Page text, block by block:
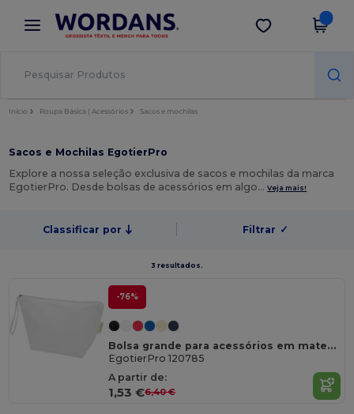
× App Wordans
Melhores preços na app!
Obter app
Início Roupa Básica | Acessórios Sacos e mochilas
Sacos e Mochilas EgotierPro
Explore a nossa seleção exclusiva de sacos e mochilas da marca
EgotierPro. Desde bolsas de acessórios em algo…Veja mais!
Classificar por Filtrar ✓
3 resultados.
-76%
Bolsa grande para acessórios em material de produção biológica de 3 L e OCS de 180 g/m² "Odisha"
EgotierPro 120785
A partir de:
1,53 €6,40 €